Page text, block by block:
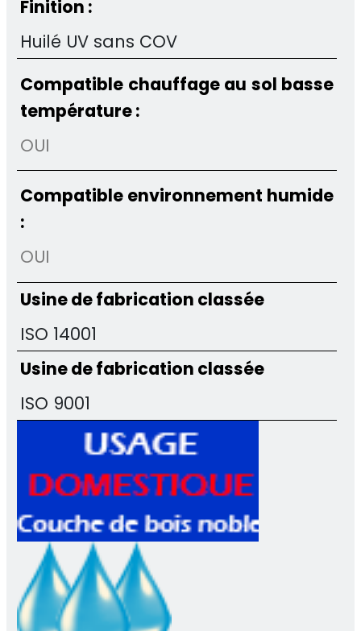
Finition :
Huilé UV sans COV
Compatible chauffage au sol basse
température :
OUI
Compatible environnement humide
:
OUI
Usine de fabrication classée
ISO 14001
Usine de fabrication classée
ISO 9001